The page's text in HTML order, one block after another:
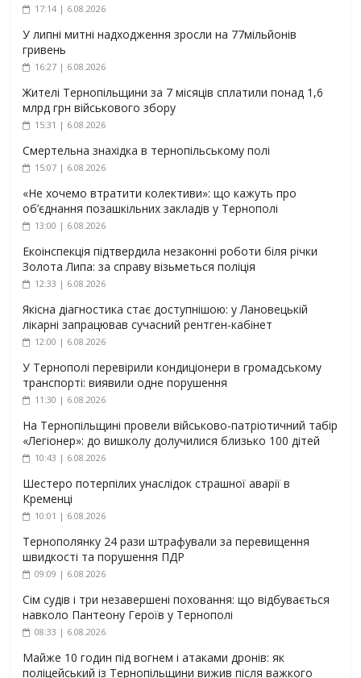
17:14 | 6.08.2026
У липні митні надходження зросли на 77мільйонів
гривень
16:27 | 6.08.2026
Жителі Тернопільщини за 7 місяців сплатили понад 1,6
млрд грн військового збору
15:31 | 6.08.2026
Смертельна знахідка в тернопільському полі
15:07 | 6.08.2026
«Не хочемо втратити колективи»: що кажуть про
об’єднання позашкільних закладів у Тернополі
13:00 | 6.08.2026
Екоінспекція підтвердила незаконні роботи біля річки
Золота Липа: за справу візьметься поліція
12:33 | 6.08.2026
Якісна діагностика стає доступнішою: у Лановецькій
лікарні запрацював сучасний рентген-кабінет
12:00 | 6.08.2026
У Тернополі перевірили кондиціонери в громадському
транспорті: виявили одне порушення
11:30 | 6.08.2026
На Тернопільщині провели військово-патріотичний табір
«Легіонер»: до вишколу долучилися близько 100 дітей
10:43 | 6.08.2026
Шестеро потерпілих унаслідок страшної аварії в
Кременці
10:01 | 6.08.2026
Тернополянку 24 рази штрафували за перевищення
швидкості та порушення ПДР
09:09 | 6.08.2026
Сім судів і три незавершені поховання: що відбувається
навколо Пантеону Героїв у Тернополі
08:33 | 6.08.2026
Майже 10 годин під вогнем і атаками дронів: як
поліцейський із Тернопільщини вижив після важкого